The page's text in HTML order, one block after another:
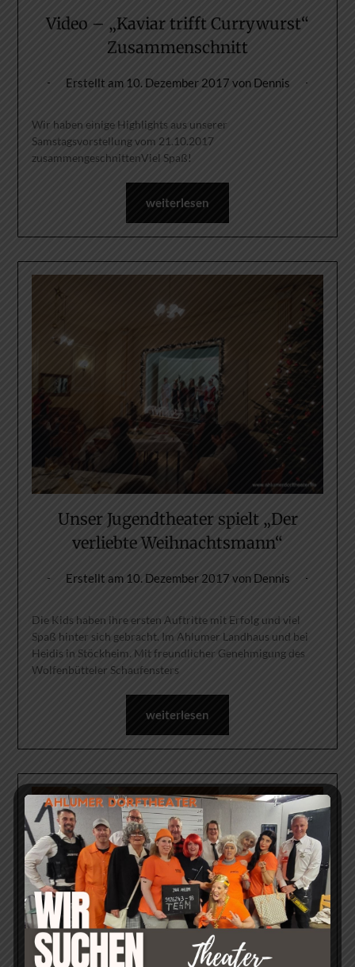
Video – „Kaviar trifft Currywurst“
Zusammenschnitt
Erstellt am 10. Dezember 2017 von Dennis
Wir haben einige Highlights aus unserer
Samstagsvorstellung vom 21.10.2017
zusammengeschnittenViel Spaß!
weiterlesen
Unser Jugendtheater spielt „Der
verliebte Weihnachtsmann“
Erstellt am 10. Dezember 2017 von Dennis
Die Kids haben ihre ersten Auftritte mit Erfolg und viel
Spaß hinter sich gebracht. Im Ahlumer Landhaus und bei
Heidis in Stöckheim. Mit freundlicher Genehmigung des
Wolfenbütteler Schaufensters
weiterlesen